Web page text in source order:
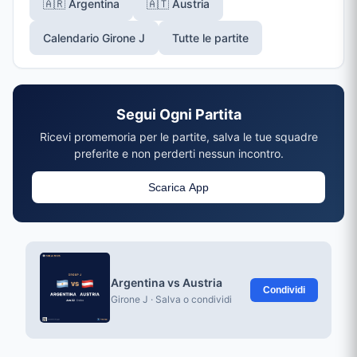
🇦🇷 Argentina 🇦🇹 Austria
Calendario Girone J Tutte le partite
Segui Ogni Partita
Ricevi promemoria per le partite, salva le tue squadre
preferite e non perderti nessun incontro.
Scarica App
Argentina vs Austria
Girone J · Salva o condividi
Condividi